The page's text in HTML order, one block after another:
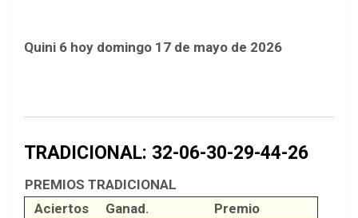
Quini 6 hoy domingo 17 de mayo de 2026
TRADICIONAL: 32-06-30-29-44-26
PREMIOS TRADICIONAL
Aciertos
Ganad.
Premio